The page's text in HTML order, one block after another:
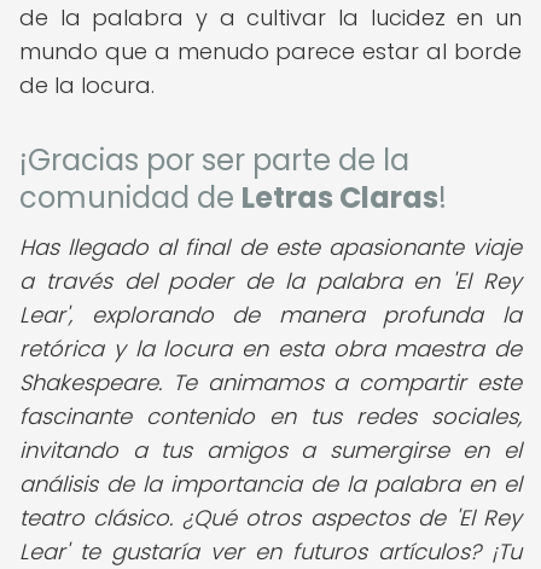
de la palabra y a cultivar la lucidez en un
mundo que a menudo parece estar al borde
de la locura.
¡Gracias por ser parte de la
comunidad de Letras Claras!
Has llegado al final de este apasionante viaje
a través del poder de la palabra en 'El Rey
Lear', explorando de manera profunda la
retórica y la locura en esta obra maestra de
Shakespeare. Te animamos a compartir este
fascinante contenido en tus redes sociales,
invitando a tus amigos a sumergirse en el
análisis de la importancia de la palabra en el
teatro clásico. ¿Qué otros aspectos de 'El Rey
Lear' te gustaría ver en futuros artículos? ¡Tu